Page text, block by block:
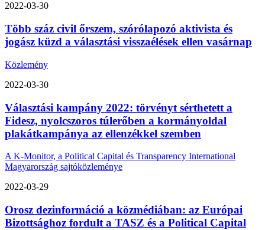
2022-03-30
Több száz civil őrszem, szórólapozó aktivista és
jogász küzd a választási visszaélések ellen vasárnap
Közlemény
2022-03-30
Választási kampány 2022: törvényt sérthetett a
Fidesz, nyolcszoros túlerőben a kormányoldal
plakátkampánya az ellenzékkel szemben
A K-Monitor, a Political Capital és Transparency International
Magyarország sajtóközleménye
2022-03-29
Orosz dezinformáció a közmédiában: az Európai
Bizottsághoz fordult a TASZ és a Political Capital